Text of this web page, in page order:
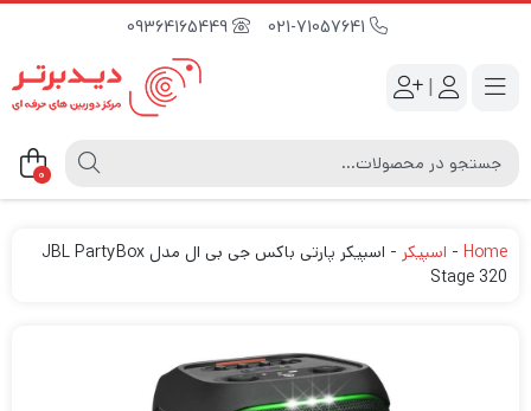
09364165449
|
0
Home
- اسپیکر -
اسپیکر پارتی باکس جی بی ال مدل JBL PartyBox
Stage 320